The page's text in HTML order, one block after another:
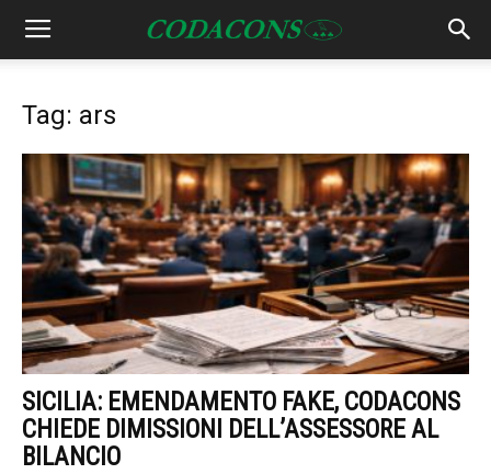
Tag: ars
SICILIA: EMENDAMENTO FAKE, CODACONS
CHIEDE DIMISSIONI DELL’ASSESSORE AL
BILANCIO